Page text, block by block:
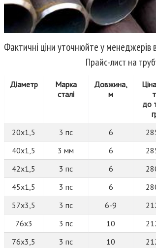
Фактичні ціни уточнюйте у менеджерів
Прайс-лист на
Діаметр
Марка
сталі
Довжина,
м
до
20х1,5 3 пс 6
40х1,5
3 мм 6
42х1,5
3 пс 6
45х1,5
3 пс 6
57х3,5
3 пс 6-9
76х3
3 пс 10
76х3,5
3 пс 10